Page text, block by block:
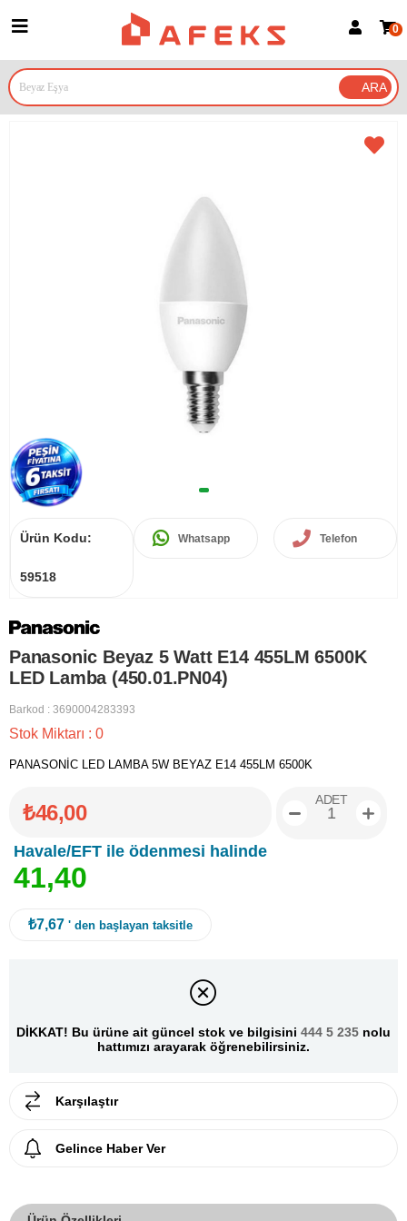
Google İle Bağlan
0
Ürün Kodu:
59518
Whatsapp Telefon
Panasonic Beyaz 5 Watt E14 455LM 6500K
LED Lamba (450.01.PN04)
Barkod : 3690004283393
Stok Miktarı : 0
PANASONİC LED LAMBA 5W BEYAZ E14 455LM 6500K
₺46,00
Havale/EFT ile ödenmesi halinde
41,40
ADET
₺7,67 ' den başlayan taksitle
DİKKAT! Bu ürüne ait güncel stok ve bilgisini 444 5 235 nolu
hattımızı arayarak öğrenebilirsiniz.
Karşılaştır
Gelince Haber Ver